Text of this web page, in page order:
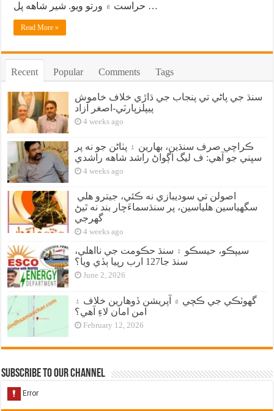
حراست ۾ ورتو ويو. شير شاهه پل …
Read More »
Recent Popular Comments Tags
سنڌ جي پاڻي تي پنجاب جي ڌاڙي خلاف خاموش
پيپلزپارٽي-اصغر آزاد
4 weeks ago
ڪراچي صرف سنڌين، بهارين ۽ پٺاڻن جو نه پر
سڀني جو آهي: ف ليگ اڳواڻ راشد شاهه راشدي
4 weeks ago
سگهياسين هلياسين، پر سنڌسماءَچار بند نه ٿيڻ
گهرجي
4 weeks ago
سيپڪو، حيسڪو ۽ سنڌ حڪومت جي نااهلي،
سنڌ جا127 ارب رپيا ٻڏي ويا؟
June 2, 2026
گهوٽڪي جي ڪچي ۾ آپريشن ڏوهارين خلاف ۽
امن امان لاءِ آهي؟
February 12, 2026
Subscribe to our Channel